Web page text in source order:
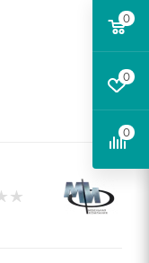
0
0
0